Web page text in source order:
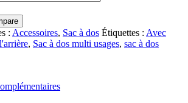
: Accessoires, Sac à dos Étiquettes : Avec
, Sac à dos multi usages, sac à dos